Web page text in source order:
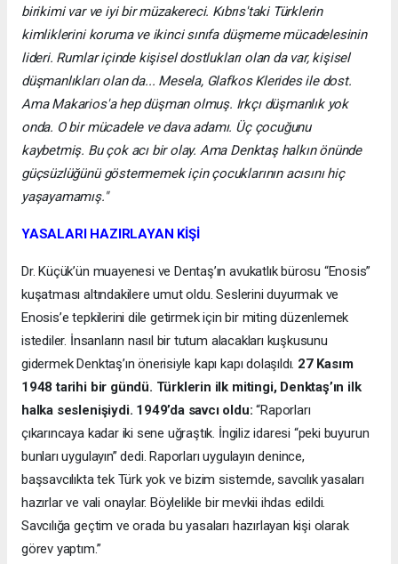
birikimi var ve iyi bir müzakereci. Kıbrıs'taki Türklerin
kimliklerini koruma ve ikinci sınıfa düşmeme mücadelesinin
lideri. Rumlar içinde kişisel dostlukları olan da var, kişisel
düşmanlıkları olan da... Mesela, Glafkos Klerides ile dost.
Ama Makarios'a hep düşman olmuş. Irkçı düşmanlık yok
onda. O bir mücadele ve dava adamı. Üç çocuğunu
kaybetmiş. Bu çok acı bir olay. Ama Denktaş halkın önünde
güçsüzlüğünü göstermemek için çocuklarının acısını hiç
yaşayamamış."
YASALARI HAZIRLAYAN KİŞİ
Dr. Küçük’ün muayenesi ve Dentaş’ın avukatlık bürosu “Enosis”
kuşatması altındakilere umut oldu. Seslerini duyurmak ve
Enosis’e tepkilerini dile getirmek için bir miting düzenlemek
istediler. İnsanların nasıl bir tutum alacakları kuşkusunu
gidermek Denktaş’ın önerisiyle kapı kapı dolaşıldı. 27 Kasım
1948 tarihi bir gündü. Türklerin ilk mitingi, Denktaş’ın ilk
halka seslenişiydi. 1949’da savcı oldu:“Raporları
çıkarıncaya kadar iki sene uğraştık. İngiliz idaresi “peki buyurun
bunları uygulayın” dedi. Raporları uygulayın denince,
başsavcılıkta tek Türk yok ve bizim sistemde, savcılık yasaları
hazırlar ve vali onaylar. Böylelikle bir mevkii ihdas edildi.
Savcılığa geçtim ve orada bu yasaları hazırlayan kişi olarak
görev yaptım.”